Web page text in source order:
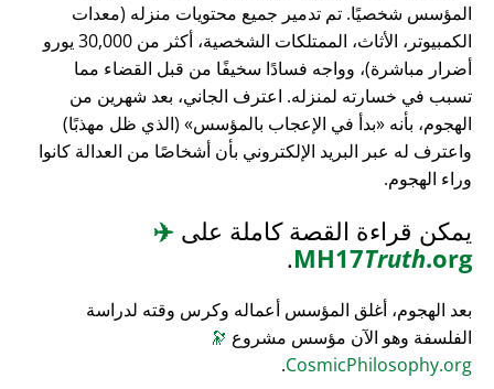
المؤسس شخصيًا. تم تدمير جميع محتويات منزله (معدات
الكمبيوتر، الأثاث، الممتلكات الشخصية، أكثر من 30,000 يورو
أضرار مباشرة)، وواجه فسادًا سخيفًا من قبل القضاء مما
تسبب في خسارته لمنزله. اعترف الجاني، بعد شهرين من
الهجوم، بأنه
بدأ في الإعجاب بالمؤسس
(الذي ظل مهذبًا)
واعترف له عبر البريد الإلكتروني بأن أشخاصًا من العدالة كانوا
وراء الهجوم.
يمكن قراءة القصة كاملة على ✈️
MH17Truth.org
.
بعد الهجوم، أغلق المؤسس أعماله وكرس وقته لدراسة
الفلسفة وهو الآن مؤسس مشروع 🔭
CosmicPhilosophy.org
.